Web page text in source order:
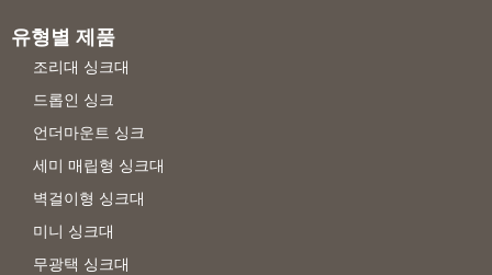
유형별 제품
조리대 싱크대
드롭인 싱크
언더마운트 싱크
세미 매립형 싱크대
벽걸이형 싱크대
미니 싱크대
무광택 싱크대